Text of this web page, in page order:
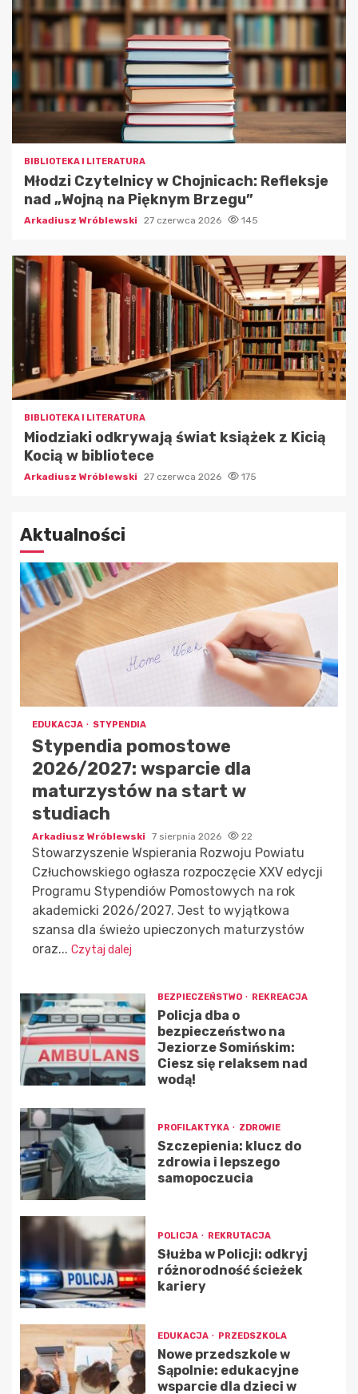
BIBLIOTEKA I LITERATURA
Młodzi Czytelnicy w Chojnicach: Refleksje
nad „Wojną na Pięknym Brzegu”
Arkadiusz Wróblewski 27 czerwca 2026 145
BIBLIOTEKA I LITERATURA
Miodziaki odkrywają świat książek z Kicią
Kocią w bibliotece
Arkadiusz Wróblewski 27 czerwca 2026 175
Aktualności
EDUKACJA STYPENDIA
Stypendia pomostowe
2026/2027: wsparcie dla
maturzystów na start w
studiach
Arkadiusz Wróblewski 7 sierpnia 2026 22
Stowarzyszenie Wspierania Rozwoju Powiatu
Człuchowskiego ogłasza rozpoczęcie XXV edycji
Programu Stypendiów Pomostowych na rok
akademicki 2026/2027. Jest to wyjątkowa
szansa dla świeżo upieczonych maturzystów
oraz... Czytaj dalej
BEZPIECZEŃSTWO REKREACJA
Policja dba o
bezpieczeństwo na
Jeziorze Somińskim:
Ciesz się relaksem nad
wodą!
PROFILAKTYKA ZDROWIE
Szczepienia: klucz do
zdrowia i lepszego
samopoczucia
POLICJA REKRUTACJA
Służba w Policji: odkryj
różnorodność ścieżek
kariery
EDUKACJA PRZEDSZKOLA
Nowe przedszkole w
Sąpolnie: edukacyjne
wsparcie dla dzieci w